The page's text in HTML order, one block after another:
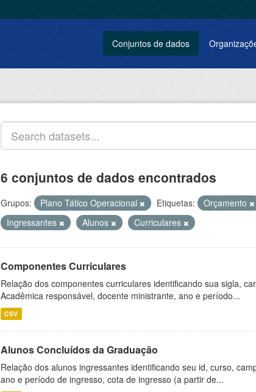
Conjuntos de dados
6 conjuntos de dados encontrados
Grupos: Plano Tático Operacional Etiquetas:
Orçamento
Ingressantes
Alunos Curriculares
Componentes Curriculares
Relação dos componentes curriculares identificando sua sigla,
Acadêmica responsável, docente ministrante, ano e período...
CSV
Alunos Concluídos da Graduação
Relação dos alunos ingressantes identificando seu id, curso,
ano e período de ingresso, cota de ingresso (a partir de...